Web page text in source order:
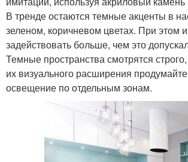
В тренде остаются темные акценты в
зеленом, коричневом цветах. При этом
задействовать больше, чем это
Темные пространства смотрятся
их визуального расширения
освещение по отдельным зонам.